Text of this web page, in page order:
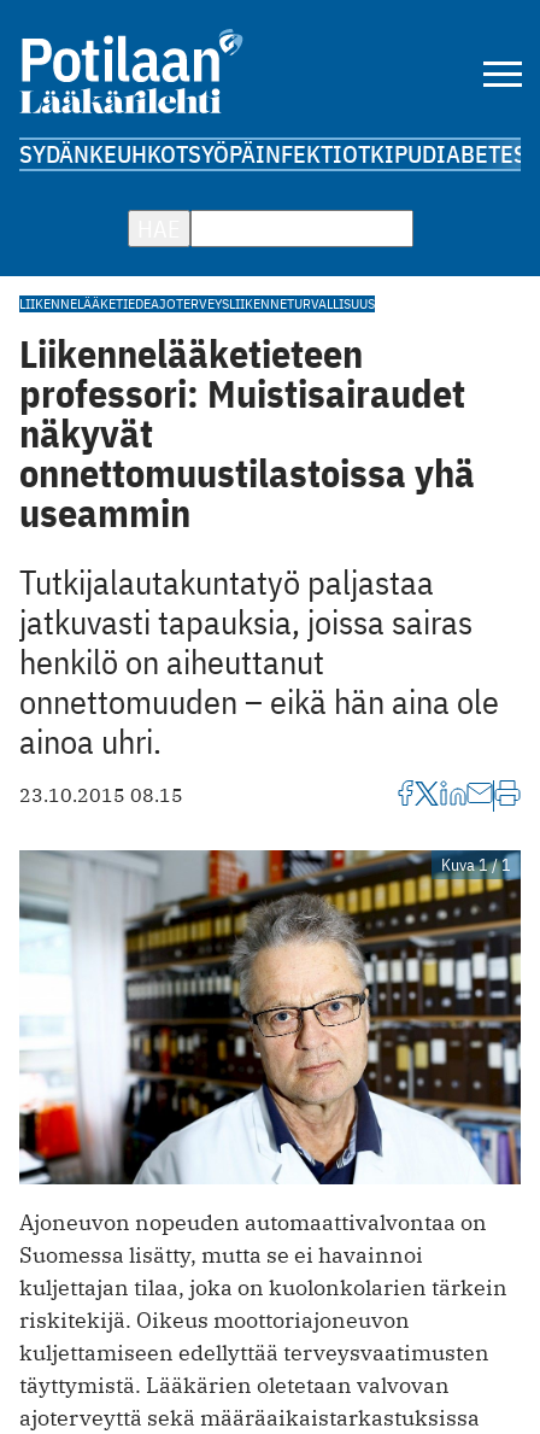
SYDÄNKEUHKOTSYÖPÄINFEKTIOTKIPUDIABETES
LIIKENNELÄÄKETIEDEAJOTERVEYSLIIKENNETURVALLISUUS
Liikennelääketieteen
professori: Muistisairaudet
näkyvät
onnettomuustilastoissa yhä
useammin
Tutkijalautakuntatyö paljastaa
jatkuvasti tapauksia, joissa sairas
henkilö on aiheuttanut
onnettomuuden – eikä hän aina ole
ainoa uhri.
23.10.2015 08.15
Kuva 1 / 1
Ajoneuvon nopeuden automaattivalvontaa on
Suomessa lisätty, mutta se ei havainnoi
kuljettajan tilaa, joka on kuolonkolarien tärkein
riskitekijä. Oikeus moottoriajoneuvon
kuljettamiseen edellyttää terveysvaatimusten
täyttymistä. Lääkärien oletetaan valvovan
ajoterveyttä sekä määräaikaistarkastuksissa